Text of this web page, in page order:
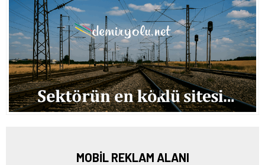
MOBİL REKLAM ALANI